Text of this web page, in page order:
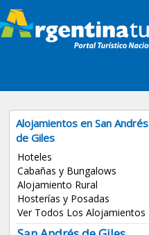
Alojamientos en San Andrés
de Giles
Hoteles
Cabañas y Bungalows
Alojamiento Rural
Hosterías y Posadas
Ver Todos Los Alojamientos